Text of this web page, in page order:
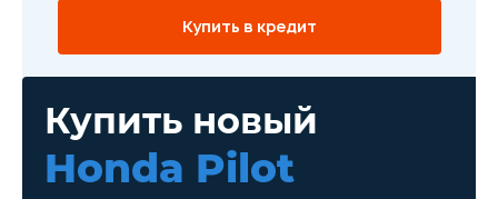
Купить новый
Honda Pilot
Купить в кредит